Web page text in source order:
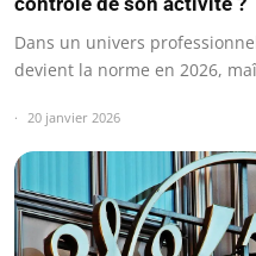
Dans un univers
devient la norme en 2026,
20 janvier 2026